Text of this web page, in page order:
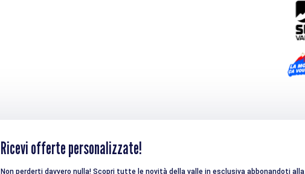
Ricevi offerte personalizzate!
Non perderti davvero nulla! Scopri tutte le novità della valle in esclusiva abbonandoti alla